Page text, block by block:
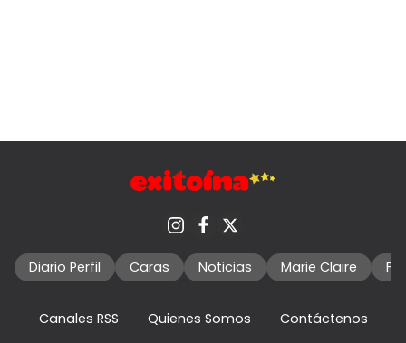
Diario Perfil Caras Noticias Marie Claire
Canales RSS Quienes Somos
Contáctenos